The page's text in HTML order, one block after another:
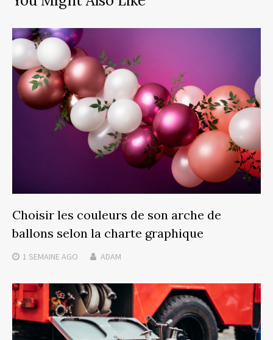
Choisir les couleurs de son arche de
ballons selon la charte graphique
1 SEMAINE AGO ADAM